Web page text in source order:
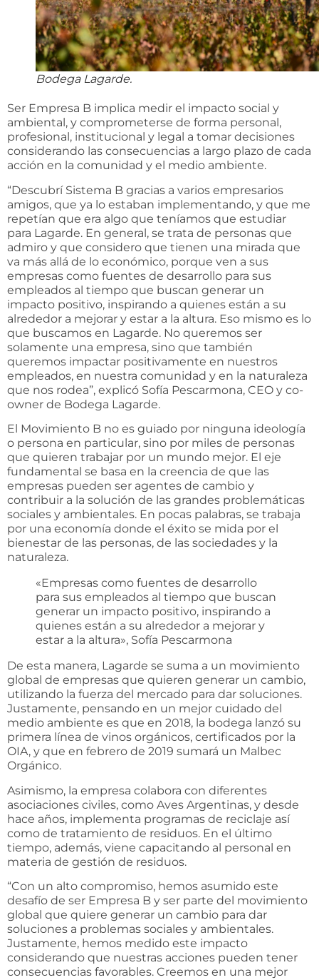
Bodega Lagarde.
Ser Empresa B implica medir el impacto social y
ambiental, y comprometerse de forma personal,
profesional, institucional y legal a tomar decisiones
considerando las consecuencias a largo plazo de cada
acción en la comunidad y el medio ambiente.
“Descubrí Sistema B gracias a varios empresarios
amigos, que ya lo estaban implementando, y que me
repetían que era algo que teníamos que estudiar
para Lagarde. En general, se trata de personas que
admiro y que considero que tienen una mirada que
va más allá de lo económico, porque ven a sus
empresas como fuentes de desarrollo para sus
empleados al tiempo que buscan generar un
impacto positivo, inspirando a quienes están a su
alrededor a mejorar y estar a la altura. Eso mismo es lo
que buscamos en Lagarde. No queremos ser
solamente una empresa, sino que también
queremos impactar positivamente en nuestros
empleados, en nuestra comunidad y en la naturaleza
que nos rodea”, explicó Sofía Pescarmona, CEO y co-
owner de Bodega Lagarde.
El Movimiento B no es guiado por ninguna ideología
o persona en particular, sino por miles de personas
que quieren trabajar por un mundo mejor. El eje
fundamental se basa en la creencia de que las
empresas pueden ser agentes de cambio y
contribuir a la solución de las grandes problemáticas
sociales y ambientales. En pocas palabras, se trabaja
por una economía donde el éxito se mida por el
bienestar de las personas, de las sociedades y la
naturaleza.
«Empresas como fuentes de desarrollo
para sus empleados al tiempo que buscan
generar un impacto positivo, inspirando a
quienes están a su alrededor a mejorar y
estar a la altura», Sofía Pescarmona
De esta manera, Lagarde se suma a un movimiento
global de empresas que quieren generar un cambio,
utilizando la fuerza del mercado para dar soluciones.
Justamente, pensando en un mejor cuidado del
medio ambiente es que en 2018, la bodega lanzó su
primera línea de vinos orgánicos, certificados por la
OIA, y que en febrero de 2019 sumará un Malbec
Orgánico.
Asimismo, la empresa colabora con diferentes
asociaciones civiles, como Aves Argentinas, y desde
hace años, implementa programas de reciclaje así
como de tratamiento de residuos. En el último
tiempo, además, viene capacitando al personal en
materia de gestión de residuos.
“Con un alto compromiso, hemos asumido este
desafío de ser Empresa B y ser parte del movimiento
global que quiere generar un cambio para dar
soluciones a problemas sociales y ambientales.
Justamente, hemos medido este impacto
considerando que nuestras acciones pueden tener
consecuencias favorables. Creemos en una mejor